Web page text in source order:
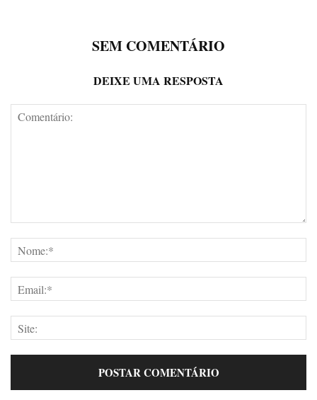
SEM COMENTÁRIO
DEIXE UMA RESPOSTA